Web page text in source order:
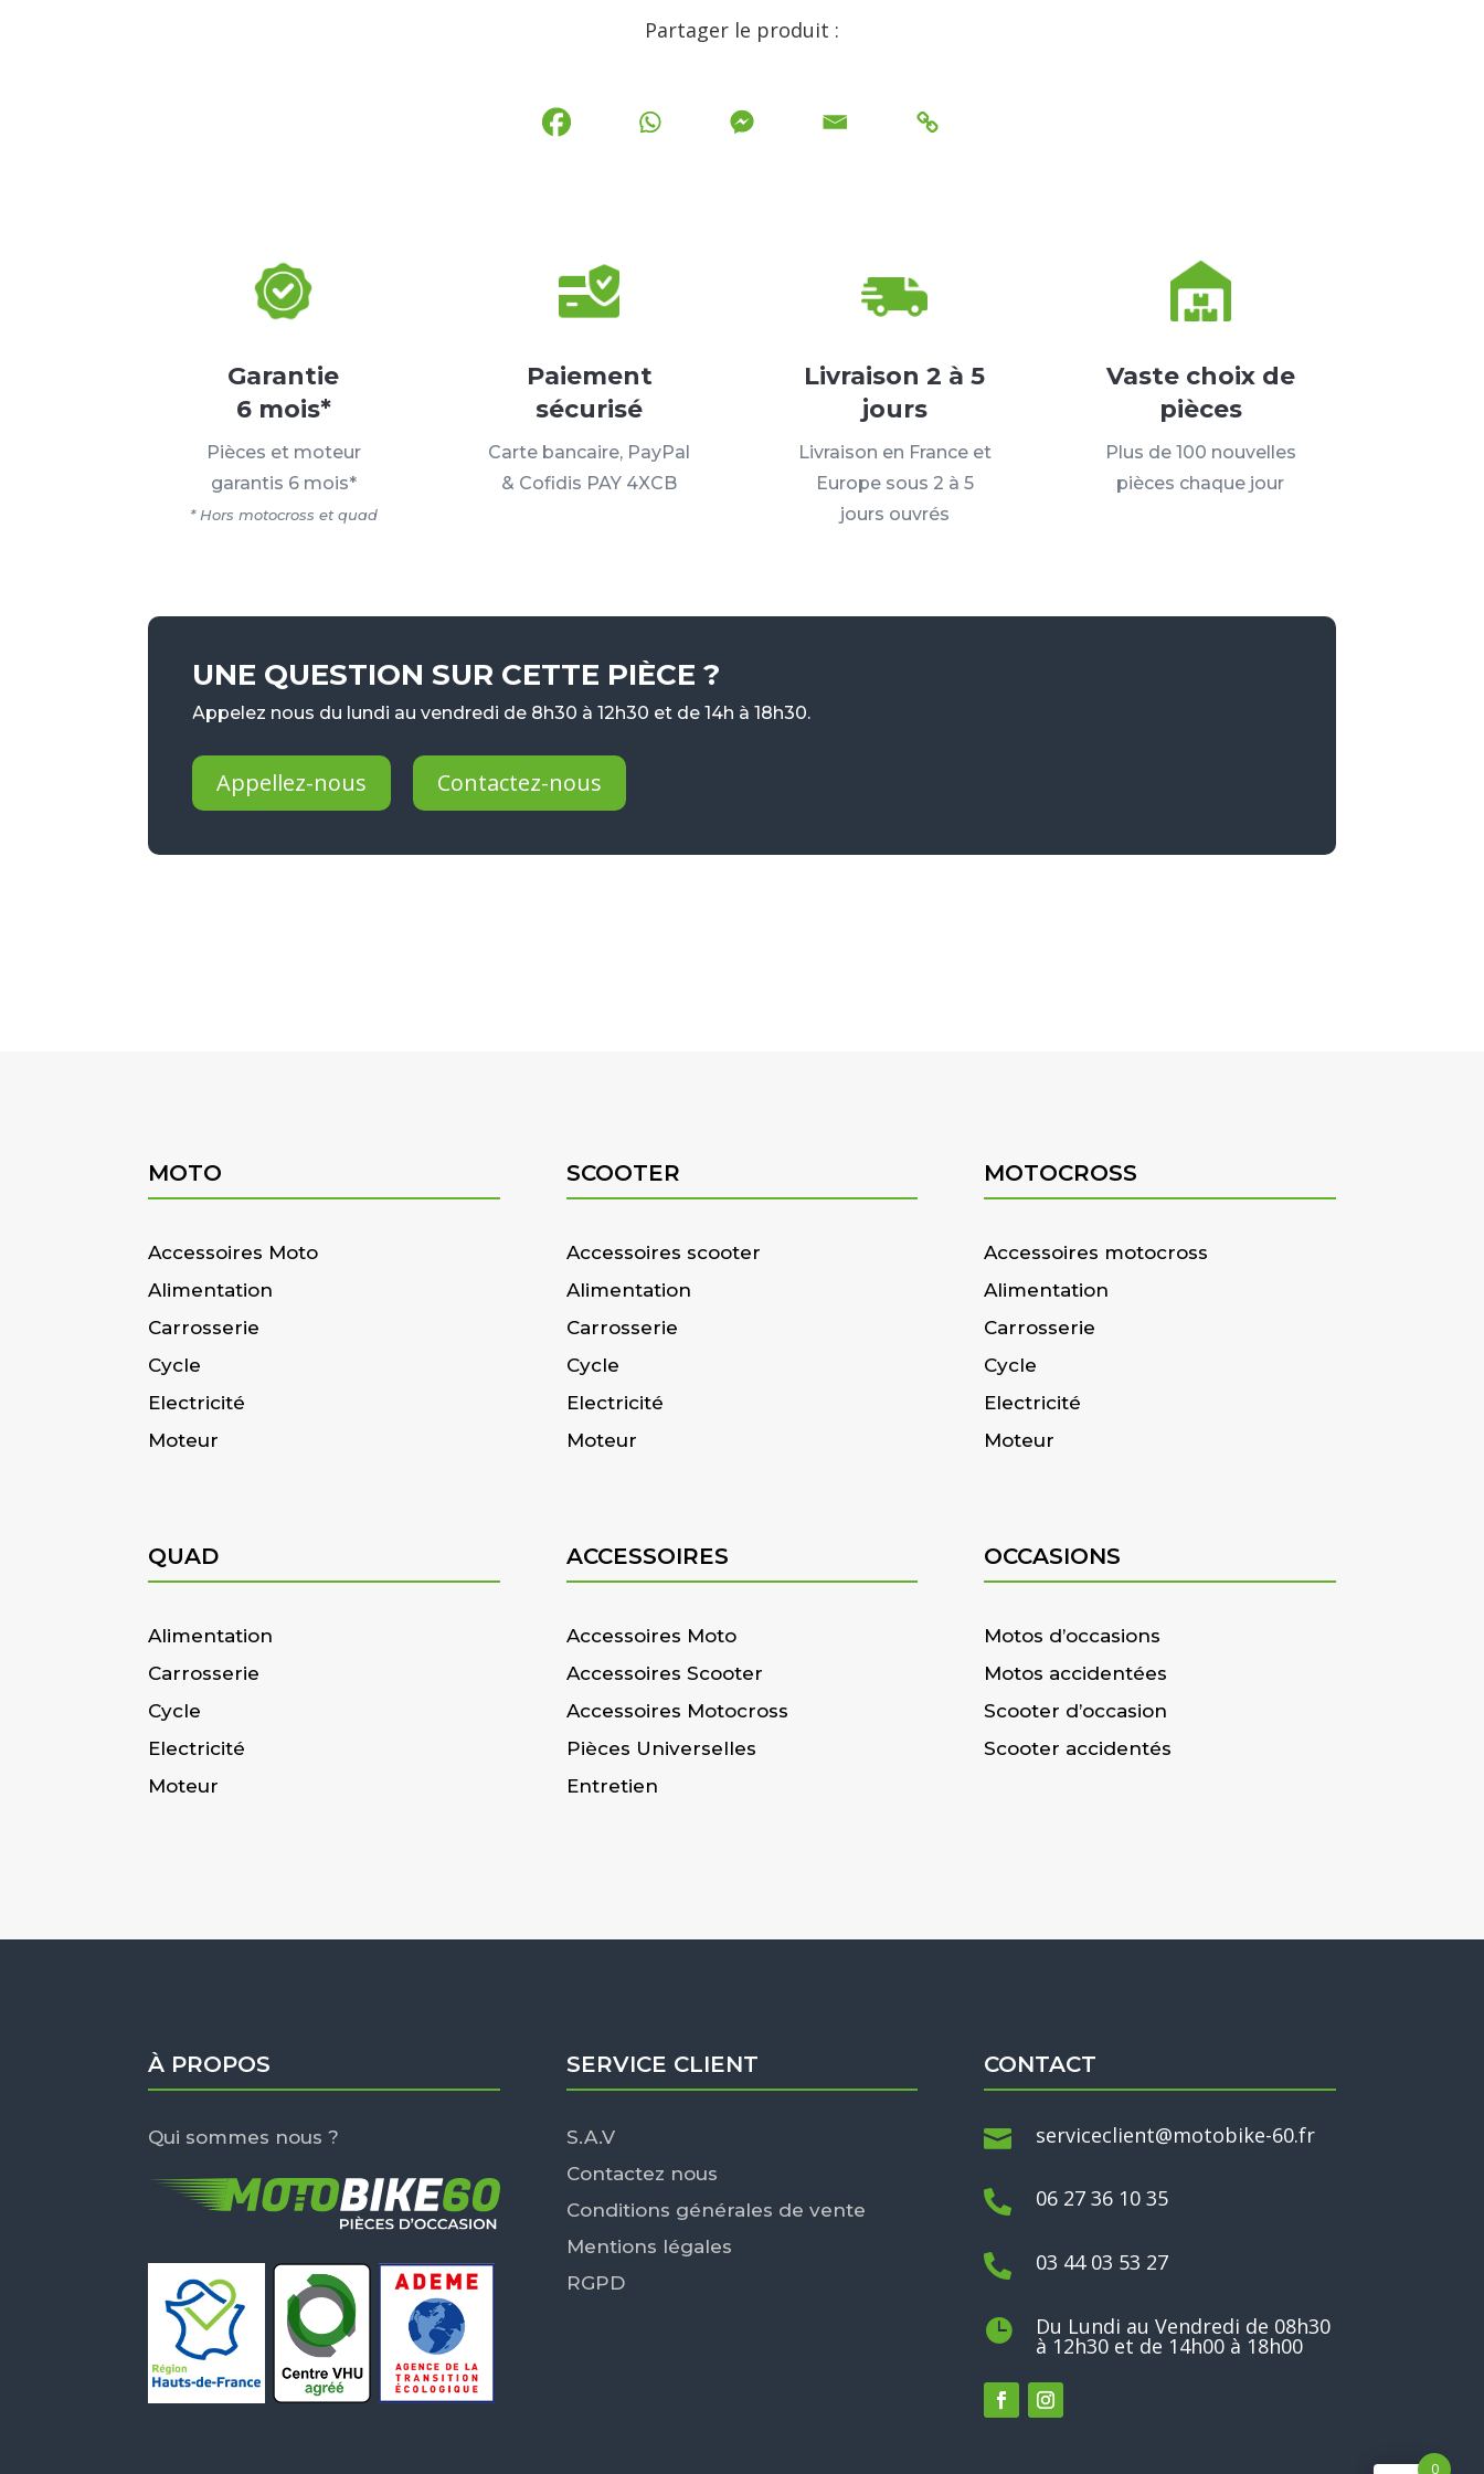
Partager le produit :
Garantie
6 mois*
Pièces et moteur
garantis 6 mois*
* Hors motocross et quad
Paiement
sécurisé
Carte bancaire, PayPal
& Cofidis PAY 4XCB
Livraison 2 à 5
jours
Livraison en France et
Europe sous 2 à 5
jours ouvrés
Vaste choix de
pièces
Plus de 100 nouvelles
pièces chaque jour
UNE QUESTION SUR CETTE PIÈCE ?
Appelez nous du lundi au vendredi de 8h30 à 12h30 et de 14h à 18h30.
Appellez-nous Contactez-nous
MOTO
Accessoires Moto
Alimentation
Carrosserie
Cycle
Electricité
Moteur
SCOOTER
Accessoires scooter
Alimentation
Carrosserie
Cycle
Electricité
Moteur
MOTOCROSS
Accessoires motocross
Alimentation
Carrosserie
Cycle
Electricité
Moteur
QUAD
Alimentation
Carrosserie
Cycle
Electricité
Moteur
ACCESSOIRES
Accessoires Moto
Accessoires Scooter
Accessoires Motocross
Pièces Universelles
Entretien
OCCASIONS
Motos d’occasions
Motos accidentées
Scooter d’occasion
Scooter accidentés
À PROPOS
Qui sommes nous ?
SERVICE CLIENT
S.A.V
Contactez nous
Conditions générales de vente
Mentions légales
RGPD
CONTACT
 serviceclient@motobike-60.fr
 06 27 36 10 35
 03 44 03 53 27
 Du Lundi au Vendredi de 08h30
à 12h30 et de 14h00 à 18h00
0